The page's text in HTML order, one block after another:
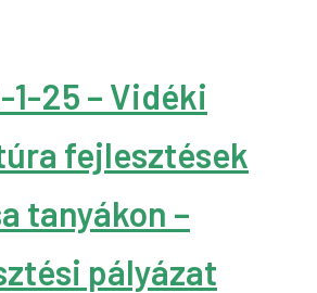
1-25 – Vidéki
fejlesztések
tanyákon –
pályázat